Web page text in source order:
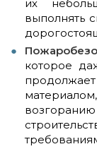
их
выполнять
которое